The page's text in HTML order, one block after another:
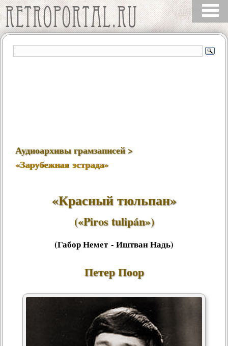
Аудиоархивы грамзаписей >
«Зарубежная эстрада»
«Красный тюльпан»
(«Piros tulipán»)
(Габор Немет - Иштван Надь)
Петер Поор